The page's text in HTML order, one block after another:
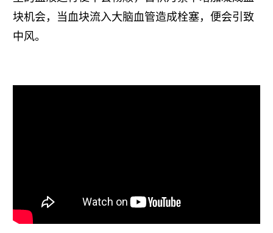
块机会，当血块流入大脑血管造成栓塞，便会引致
中风。